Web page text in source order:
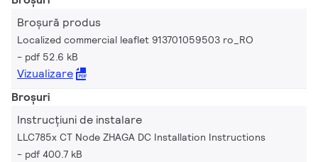
Broșură produs
Localized commercial leaflet 913701059503 ro_RO
pdf 52.6 kB
Vizualizare
Broșuri
Instrucțiuni de instalare
LLC785x CT Node ZHAGA DC Installation Instructions
pdf 400.7 kB